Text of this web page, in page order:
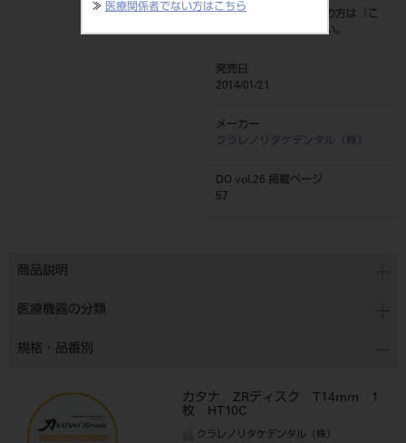
≫ 医療関係者でない方はこちら
ネット会員登録がまだの方は『
こ
ちら』より登録ください。
発売日
2014/01/21
メーカー
クラレノリタケデンタル（株）
DO vol.26 掲載ページ
57
商品説明
医療機器の分類
規格・品番別
カタナ ZRディスク T14mm 1
枚 HT10C
クラレノリタケデンタル（株）